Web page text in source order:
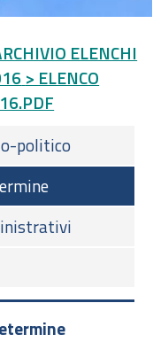
ELENCHI
> ELENCO
politico